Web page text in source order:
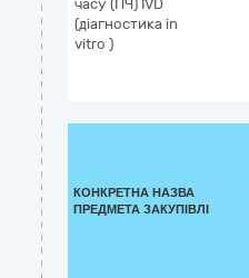
часу (ПЧ) IVD
(діагностика in
vitro )
КОНКРЕТНА НАЗВА
ПРЕДМЕТА ЗАКУПІВЛІ